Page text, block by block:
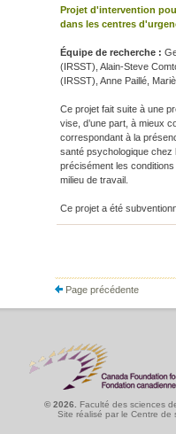
Projet d'intervention
dans les centres
Équipe de recherche :
(IRSST), Alain-Steve
(IRSST), Anne Paillé,
Ce projet fait suite à une
vise, d’une part, à mieux
correspondant à la
santé psychologique chez
précisément les
milieu de travail.
Ce projet a été
Page précédente
© 2026.
Faculté des sciences
Site réalisé par le Centre de